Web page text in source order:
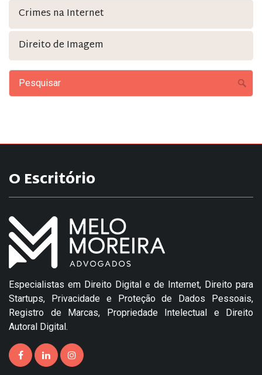
Crimes na Internet
Direito de Imagem
O Escritório
Especialistas em Direito Digital e de Internet, Direito para
Startups, Privacidade e Proteção de Dados Pessoais,
Registro de Marcas, Propriedade Intelectual e Direito
Autoral Digital.